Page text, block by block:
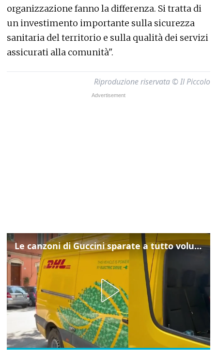
organizzazione fanno la differenza. Si tratta di
un investimento importante sulla sicurezza
sanitaria del territorio e sulla qualità dei servizi
assicurati alla comunità".
Riproduzione riservata © Il Piccolo
Le canzoni di Guccini sparate a tutto volume nella strada dove abitava